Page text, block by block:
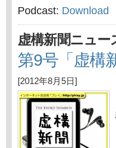
Podcast: Download
虚構新聞ニュー
第9号「虚構
[2012年8月5日]